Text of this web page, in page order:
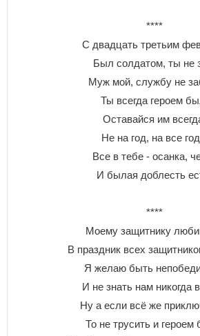
****
С двадцать третьим
Был солдатом, ты не
Муж мой, службу не
Ты всегда героем
Оставайся им
Не на год, на все
Все в тебе - осанка,
И былая доблесть
****
Моему защитнику
В праздник всех
Я желаю быть
И не знать нам никогда
Ну а если всё же
То не трусить и героем